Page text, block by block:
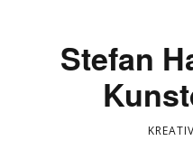
Stefan